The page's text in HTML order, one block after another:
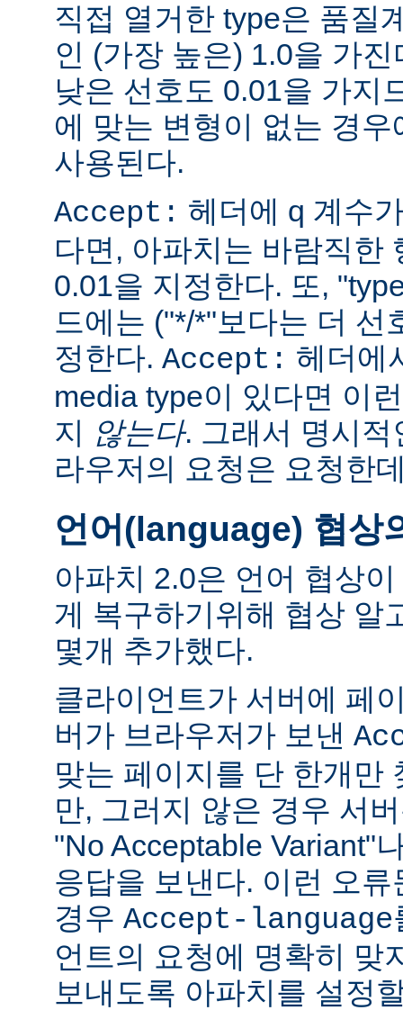
직접 열거한 type은 품질
인 (가장 높은) 1.0을 가
낮은 선호도 0.01을 가지
에 맞는 변형이 없는 경
사용된다.
Accept: 헤더에 q 계수
다면, 아파치는 바람직한
0.01을 지정한다. 또,
드에는 ("*/*"보다는 더 선
정한다. Accept: 헤더에
media type이 있다면 이
지
않는다. 그래서 명시
라우저의 요청은 요청한
언어(language) 협상
아파치 2.0은 언어 협상
게 복구하기위해 협상 알
몇개 추가했다.
클라이언트가 서버에 페
버가 브라우저가 보낸
맞는 페이지를 단 한개만
만, 그러지 않은 경우 서
"No Acceptable Variant"
응답을 보낸다. 이런 오
경우 Accept-language
언트의 요청에 명확히 맞
보내도록 아파치를 설정